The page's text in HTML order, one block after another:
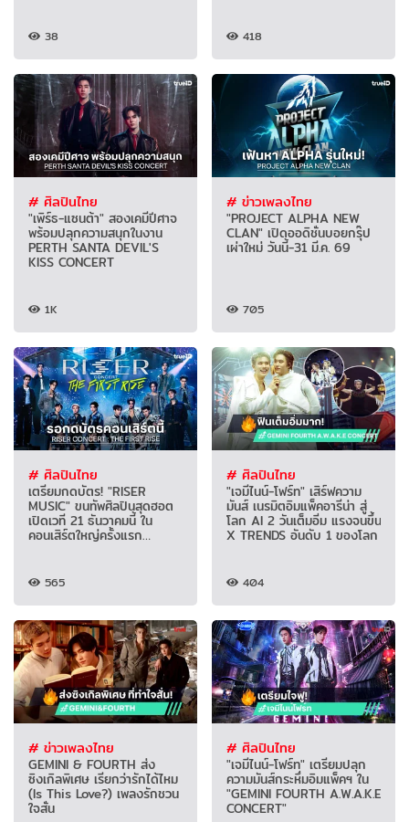
38 418
# ศิลปินไทย
"เพิร์ธ-แซนต้า" สองเคมีปีศาจ
พร้อมปลุกความสนุกในงาน
PERTH SANTA DEVIL'S
KISS CONCERT
1K
# ข่าวเพลงไทย
"PROJECT ALPHA NEW
CLAN" เปิดออดิชั่นบอยกรุ๊ป
เผ่าใหม่ วันนี้-31 มี.ค. 69
705
# ศิลปินไทย
เตรียมกดบัตร! "RISER
MUSIC" ขนทัพศิลปินสุดฮอต
เปิดเวที 21 ธันวาคมนี้ ใน
คอนเสิร์ตใหญ่ครั้งแรก
565
# ศิลปินไทย
"เจมีไนน์-โฟร์ท" เสิร์ฟความ
มันส์ เนรมิตอิมแพ็คอารีน่า สู่
โลก AI 2 วันเต็มอิ่ม แรงจนขึ้น
X TRENDS อันดับ 1 ของโลก
404
# ข่าวเพลงไทย
GEMINI & FOURTH ส่ง
ซิงเกิลพิเศษ เรียกว่ารักได้ไหม
(Is This Love?) เพลงรักชวน
ใจสั่น
# ศิลปินไทย
"เจมีไนน์-โฟร์ท" เตรียมปลุก
ความมันส์กระหึ่มอิมแพ็คฯ ใน
"GEMINI FOURTH A.W.A.K.E
CONCERT"